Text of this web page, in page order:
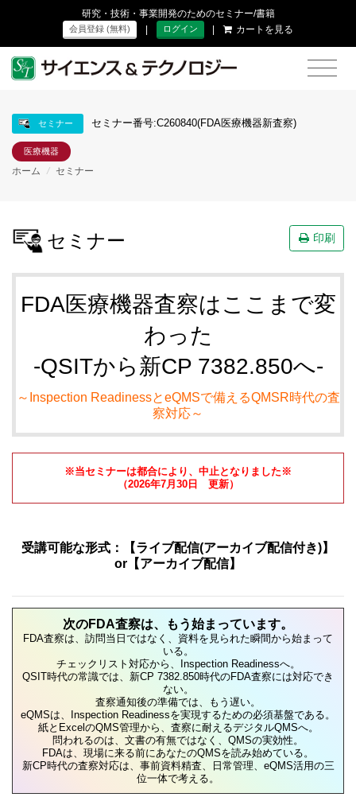
研究・技術・事業開発のためのセミナー/書籍
会員登録 (無料) | ログイン | カートを見る
セミナー セミナー番号:C260840(FDA医療機器新査察)
医療機器
ホーム / セミナー
セミナー 印刷
FDA医療機器査察はここまで変
わった
-QSITから新CP 7382.850へ-
～Inspection ReadinessとeQMSで備えるQMSR時代の査
察対応～
※当セミナーは都合により、中止となりました※
（2026年7月30日 更新）
受講可能な形式：【ライブ配信(アーカイブ配信付き)】
or【アーカイブ配信】
次のFDA査察は、もう始まっています。
FDA査察は、訪問当日ではなく、資料を見られた瞬間から始まって
いる。
チェックリスト対応から、Inspection Readinessへ。
QSIT時代の常識では、新CP 7382.850時代のFDA査察には対応でき
ない。
査察通知後の準備では、もう遅い。
eQMSは、Inspection Readinessを実現するための必須基盤である。
紙とExcelのQMS管理から、査察に耐えるデジタルQMSへ。
問われるのは、文書の有無ではなく、QMSの実効性。
FDAは、現場に来る前にあなたのQMSを読み始めている。
新CP時代の査察対応は、事前資料精査、日常管理、eQMS活用の三
位一体で考える。